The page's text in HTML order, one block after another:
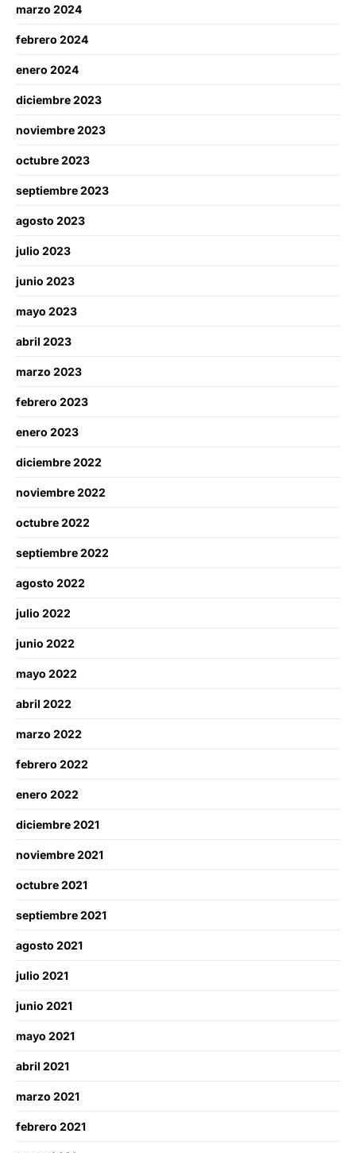
marzo 2024
febrero 2024
enero 2024
diciembre 2023
noviembre 2023
octubre 2023
septiembre 2023
agosto 2023
julio 2023
junio 2023
mayo 2023
abril 2023
marzo 2023
febrero 2023
enero 2023
diciembre 2022
noviembre 2022
octubre 2022
septiembre 2022
agosto 2022
julio 2022
junio 2022
mayo 2022
abril 2022
marzo 2022
febrero 2022
enero 2022
diciembre 2021
noviembre 2021
octubre 2021
septiembre 2021
agosto 2021
julio 2021
junio 2021
mayo 2021
abril 2021
marzo 2021
febrero 2021